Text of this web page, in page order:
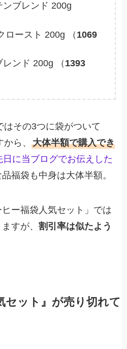
ブレンド 200g
ロースト 200g （ 1069
ンド 200g （ 1393
はその3つに袋がついて
から、大体半額で購入でき
日に当ブログでお伝えした
福袋も中身は大体半額。
ヒー福袋人気セット」では
ますが、割引率は似たよう
セット』が売り切れて